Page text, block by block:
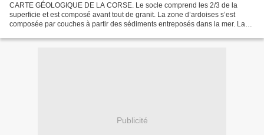
CARTE GÉOLOGIQUE DE LA CORSE. Le socle comprend les 2/3 de la
superficie et est composé avant tout de granit. La zone d’ardoises s’est
composée par couches à partir des sédiments entreposés dans la mer. La
Publicité